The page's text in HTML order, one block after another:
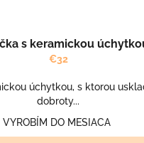
s keramickou
€32
úchytkou, s ktorou
dobroty...
VYROBÍM DO MESIACA